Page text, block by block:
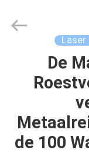
VR-
Technology
Laser
De
de 100